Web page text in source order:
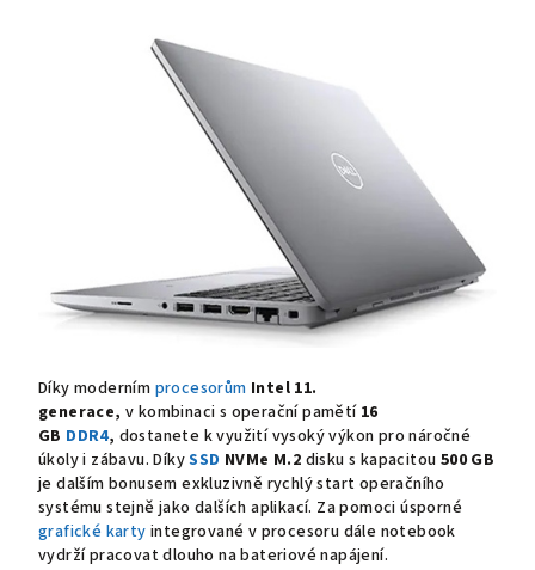
Díky moderním procesorům Intel 11.
generace, v kombinaci s operační pamětí 16
GB DDR4, dostanete k využití vysoký výkon pro náročné
úkoly i zábavu. DíkySSD NVMe M.2 disku s kapacitou 500 GB
je dalším bonusem exkluzivně rychlý start operačního
systému stejně jako dalších aplikací. Za pomoci úsporné
grafické karty integrované v procesoru dále notebook
vydrží pracovat dlouho na bateriové napájení.